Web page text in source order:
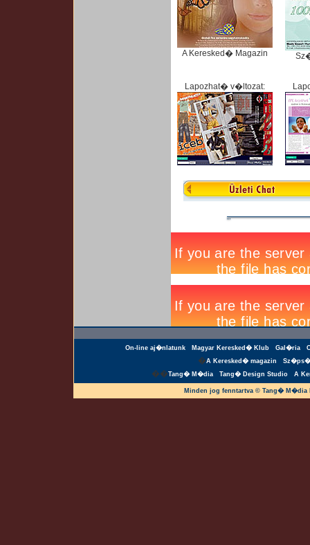
A Keresked� Magazin
Lapozhat� v�ltozat:
On-line aj�nlatunk Magyar Keresked� Klub Gal�ria
�A Keresked� magazin
��Tang� M�dia Tang� Design Studio A
Minden jog fenntartva © Tang�